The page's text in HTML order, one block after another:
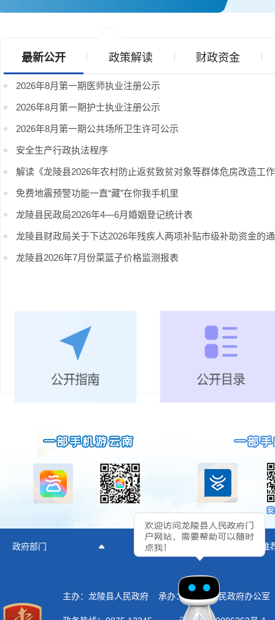
x
最新公开 政策解读 财政资金
2026年8月第一期医师执业注册公示
2026年8月第一期护士执业注册公示
2026年8月第一期公共场所卫生许可公示
安全生产行政执法程序
解读《龙陵县2026年农村防止返贫致贫对象等群体危房改造工
免费地震预警功能一直“藏”在你我手机里
龙陵县民政局2026年4—6月婚姻登记统计表
龙陵县财政局关于下达2026年残疾人两项补贴市级补助资金的
龙陵县2026年7月份菜篮子价格监测报表
政府部门 所辖乡镇 推